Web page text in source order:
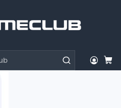
Glow Graphite